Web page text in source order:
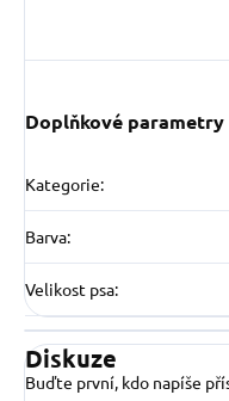
Doplňkové parametry
Kategorie:
Barva:
Velikost psa:
Diskuze
Buďte první, kdo napíše